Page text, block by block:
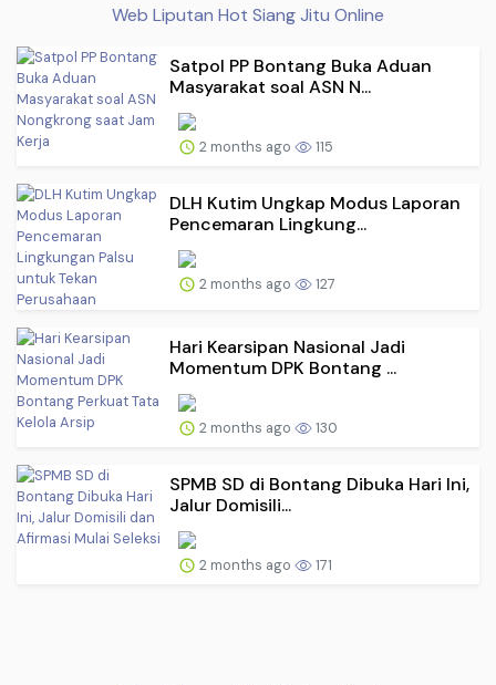
Web Liputan Hot Siang Jitu Online
Satpol PP Bontang Buka Aduan
Masyarakat soal ASN N...
2 months ago 115
DLH Kutim Ungkap Modus Laporan
Pencemaran Lingkung...
2 months ago 127
Hari Kearsipan Nasional Jadi
Momentum DPK Bontang ...
2 months ago 130
SPMB SD di Bontang Dibuka Hari Ini,
Jalur Domisili...
2 months ago 171